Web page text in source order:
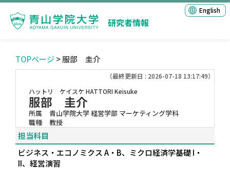
研究者情報
English
TOPページ > 服部 圭介
（最終更新日 : 2026-07-18 13:17:49）
ハットリ ケイスケ HATTORI Keisuke
服部 圭介
所属
青山学院大学 経営学部 マーケティング学科
職種
教授
担当科目
ビジネス・エコノミクス A・B、ミクロ経済学基礎 I・
II、経営演習